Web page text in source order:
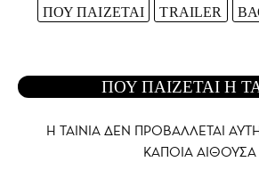
ΠΟΥ ΠΑΙΖΕΤΑΙ TRAILER
ΠΟΥ ΠΑΙΖΕΤΑΙ Η
Η ΤΑΙΝΙΑ ΔΕΝ ΠΡΟΒΑΛΛΕΤΑΙ
ΚΑΠΟΙΑ ΑΙΘΟΥΣΑ